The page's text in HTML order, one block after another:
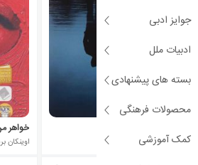
جوایز ادبی
ادبیات ملل
بسته های پیشنهادی
محصولات فرهنگی
کمک آموزشی
دنیس لیهان
خواهر
اوینکان